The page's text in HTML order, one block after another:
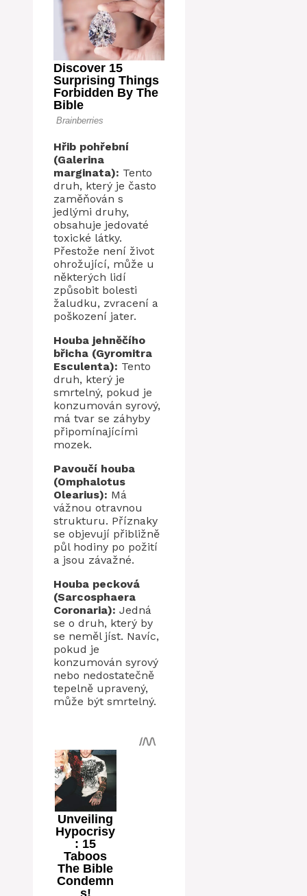
Hřib pohřební
(Galerina
marginata): Tento
druh, který je často
zaměňován s
jedlými druhy,
obsahuje jedovaté
toxické látky.
Přestože není život
ohrožující, může u
některých lidí
způsobit bolesti
žaludku, zvracení a
poškození jater.
Houba jehněčího
břicha (Gyromitra
Esculenta): Tento
druh, který je
smrtelný, pokud je
konzumován syrový,
má tvar se záhyby
připomínajícími
mozek.
Pavoučí houba
(Omphalotus
Olearius): Má
vážnou otravnou
strukturu. Příznaky
se objevují přibližně
půl hodiny po požití
a jsou závažné.
Houba pecková
(Sarcosphaera
Coronaria): Jedná
se o druh, který by
se neměl jíst. Navíc,
pokud je
konzumován syrový
nebo nedostatečně
tepelně upravený,
může být smrtelný.